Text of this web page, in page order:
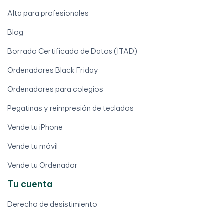
Alta para profesionales
Blog
Borrado Certificado de Datos (ITAD)
Ordenadores Black Friday
Ordenadores para colegios
Pegatinas y reimpresión de teclados
Vende tu iPhone
Vende tu móvil
Vende tu Ordenador
Tu cuenta
Derecho de desistimiento